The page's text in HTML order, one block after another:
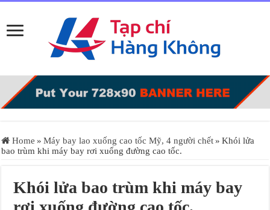
Home » Máy bay lao xuống cao tốc Mỹ, 4 người chết » Khói lửa
bao trùm khi máy bay rơi xuống đường cao tốc.
Khói lửa bao trùm khi máy bay